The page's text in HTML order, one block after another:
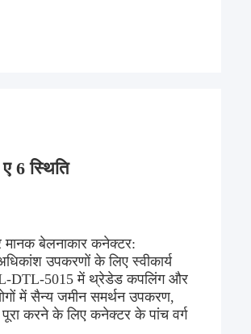
6 स्थिति
बेलनाकार कनेक्टर:
उपकरणों के लिए स्वीकार्य
DTL-5015 में थ्रेडेड कपलिंग और
में सैन्य जमीन समर्थन उपकरण,
करने के लिए कनेक्टर के पांच वर्ग